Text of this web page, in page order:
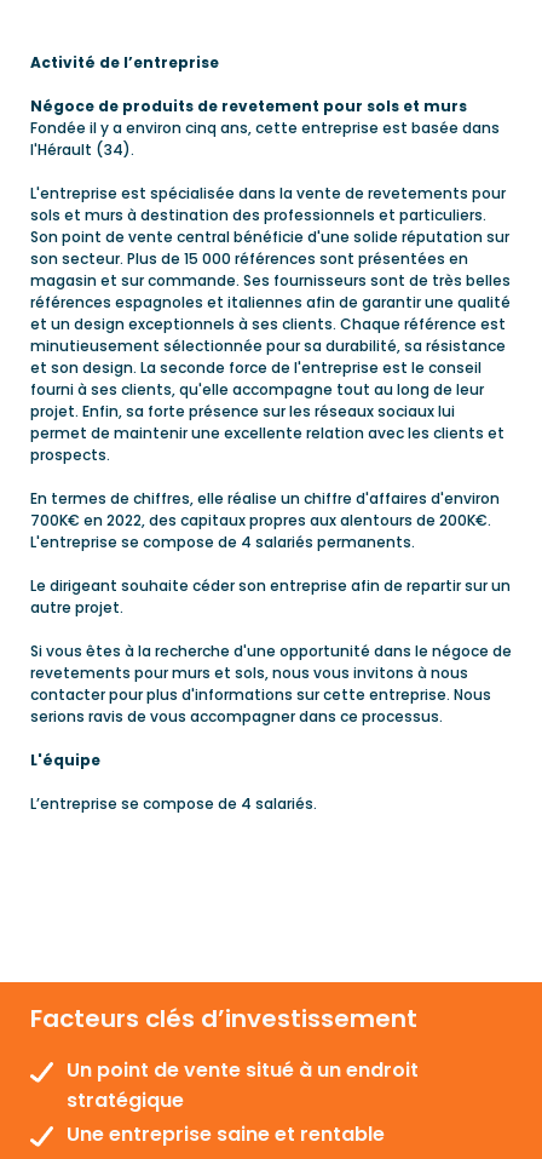
Activité de l’entreprise
Négoce de produits de revetement pour sols et murs
Fondée il y a environ cinq ans, cette entreprise est basée dans
l'Hérault (34).
L'entreprise est spécialisée dans la vente de revetements pour
sols et murs à destination des professionnels et particuliers.
Son point de vente central bénéficie d'une solide réputation sur
son secteur. Plus de 15 000 références sont présentées en
magasin et sur commande. Ses fournisseurs sont de très belles
références espagnoles et italiennes afin de garantir une qualité
et un design exceptionnels à ses clients. Chaque référence est
minutieusement sélectionnée pour sa durabilité, sa résistance
et son design. La seconde force de l'entreprise est le conseil
fourni à ses clients, qu'elle accompagne tout au long de leur
projet. Enfin, sa forte présence sur les réseaux sociaux lui
permet de maintenir une excellente relation avec les clients et
prospects.
En termes de chiffres, elle réalise un chiffre d'affaires d'environ
700K€ en 2022, des capitaux propres aux alentours de 200K€.
L'entreprise se compose de 4 salariés permanents.
Le dirigeant souhaite céder son entreprise afin de repartir sur un
autre projet.
Si vous êtes à la recherche d'une opportunité dans le négoce de
revetements pour murs et sols, nous vous invitons à nous
contacter pour plus d'informations sur cette entreprise. Nous
serions ravis de vous accompagner dans ce processus.
L'équipe
L’entreprise se compose de 4 salariés.
Facteurs clés d’investissement
Un point de vente situé à un endroit
stratégique
Une entreprise saine et rentable